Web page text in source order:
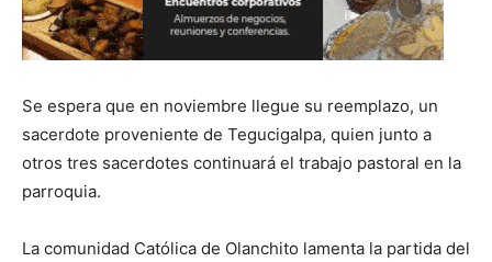
Se espera que en noviembre llegue su reemplazo, un
sacerdote proveniente de Tegucigalpa, quien junto a
otros tres sacerdotes continuará el trabajo pastoral en la
parroquia.
La comunidad Católica de Olanchito lamenta la partida del